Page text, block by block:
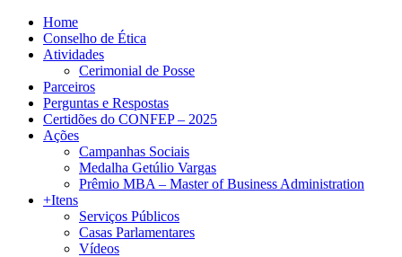
Home
Conselho de Ética
Atividades
Cerimonial de Posse
Parceiros
Perguntas e Respostas
Certidões do CONFEP – 2025
Ações
Campanhas Sociais
Medalha Getúlio Vargas
Prêmio MBA – Master of Business Administration
+Itens
Serviços Públicos
Casas Parlamentares
Vídeos